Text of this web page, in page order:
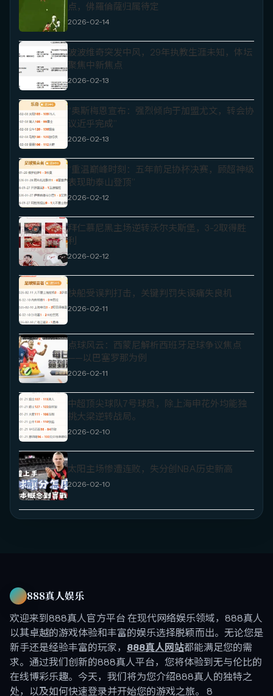
点，佛羅倫薩归属待定
2026-02-14
波波维奇突发中风，29年执教生涯未知，体坛
聚焦中新焦点
2026-02-13
“奥斯梅恩宣布：强烈倾向于加盟尤文，转会协
议近乎完成”
2026-02-13
“重温巅峰时刻：五年前足协杯决赛，顾超神级
表现助泰山登顶”
2026-02-12
拜仁慕尼黑主场逆转沃尔夫斯堡，3-2取得胜
利
2026-02-12
快船受误判打击，关键判罚失误痛失良机
2026-02-11
点球风云：西蒙尼解析西班牙足球争议焦点
——以巴塞罗那为例
2026-02-11
中超顶尖球队7号球员，除上海申花外均能独
挑大梁逆转战局。
2026-02-10
太阳主场惨遭连败，失分创NBA历史新高
2026-02-10
888真人娱乐
欢迎来到888真人官方平台 在现代网络娱乐领域，888真人
以其卓越的游戏体验和丰富的娱乐选择脱颖而出。无论您是
新手还是经验丰富的玩家， 888真人网站都能满足您的需
求。通过我们创新的888真人平台，您将体验到无与伦比的
在线博彩乐趣。今天，我们将为您介绍888真人的独特之
处，以及如何快速登录并开始您的游戏之旅。 8